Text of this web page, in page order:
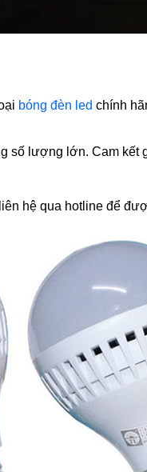
bóng đèn led chính
số lượng lớn. Cam kết
hệ qua hotline để